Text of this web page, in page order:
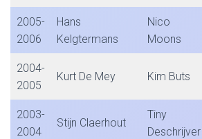
2005-
2006
Hans
Kelgtermans
Nico
Moons
2004-
2005
Kurt De Mey Kim Buts
2003-
2004
Stijn Claerhout
Tiny
Deschrijver